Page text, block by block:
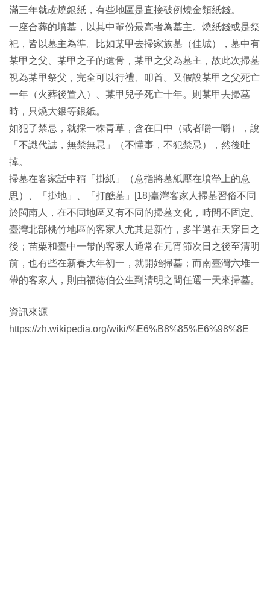
滿三年就改燒銀紙，有些地區是直接破例燒金類紙錢。
一座合葬的墳墓，以其中輩份最高者為墓主。燒紙錢或是祭
祀，皆以墓主為準。比如某甲去掃家族墓（佳城），墓中有
某甲之父、某甲之子的遺骨，某甲之父為墓主，故此次掃墓
視為某甲祭父，完全可以行禮、叩首。又假設某甲之父死亡
一年（火葬後置入）、某甲兒子死亡十年。則某甲去掃墓
時，只燒大銀等銀紙。
如犯了禁忌，就採一株青草，含在口中（或者嚼一嚼），說
「不識代誌，無禁無忌」（不懂事，不犯禁忌），然後吐
掉。
掃墓在客家話中稱「掛紙」（意指將墓紙壓在墳塋上的意
思）、「掛地」、「打醮墓」[18]臺灣客家人掃墓習俗不同
於閩南人，在不同地區又有不同的掃墓文化，時間不固定。
臺灣北部桃竹地區的客家人尤其是新竹，多半選在天穿日之
後；苗栗和臺中一帶的客家人通常在元宵節次日之後至清明
前，也有些在新春大年初一，就開始掃墓；而南臺灣六堆一
帶的客家人，則由福德伯公生到清明之間任選一天來掃墓。
資訊來源
https://zh.wikipedia.org/wiki/%E6%B8%85%E6%98%8E